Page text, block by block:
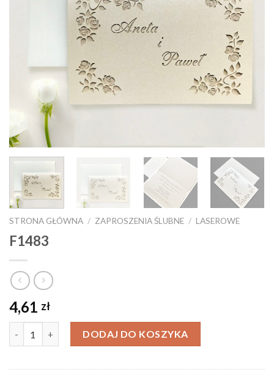
STRONA GŁÓWNA / ZAPROSZENIA ŚLUBNE / LASEROWE
F1483
4,61 zł
DODAJ DO KOSZYKA